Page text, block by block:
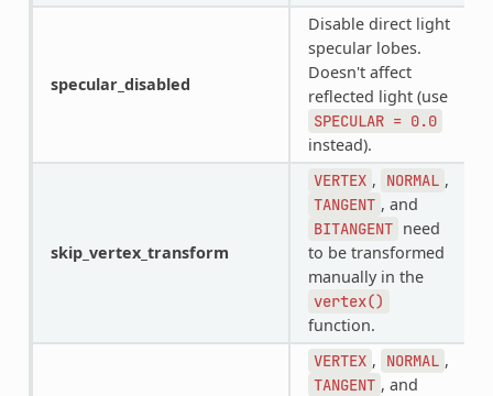
specular_disabled
Disable direct light
specular lobes.
Doesn't affect
reflected light (use
SPECULAR = 0.0
instead).
skip_vertex_transform
VERTEX , NORMAL ,
TANGENT , and
BITANGENT need
to be transformed
manually in the
vertex()
function.
VERTEX , NORMAL ,
TANGENT , and